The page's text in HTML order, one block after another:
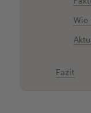
Wie
Fazit